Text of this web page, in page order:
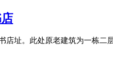
店址。此处原老建筑为一栋